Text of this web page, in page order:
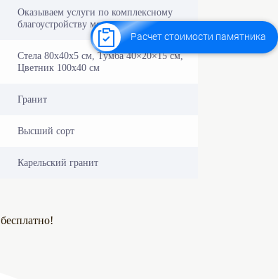
Оказываем услуги по комплексному
благоустройству могил «под ключ».
Стела 80х40х5 см, Тумба 40×20×15 см,
Цветник 100х40 см
Гранит
Высший сорт
Карельский гранит
Расчет стоимости памятника